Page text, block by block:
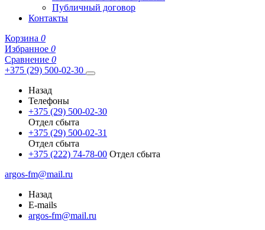
Публичный договор
Контакты
Корзина 0
Избранное 0
Сравнение 0
+375 (29) 500-02-30
Назад
Телефоны
+375 (29) 500-02-30
Отдел сбыта
+375 (29) 500-02-31
Отдел сбыта
+375 (222) 74-78-00 Отдел сбыта
argos-fm@mail.ru
Назад
E-mails
argos-fm@mail.ru